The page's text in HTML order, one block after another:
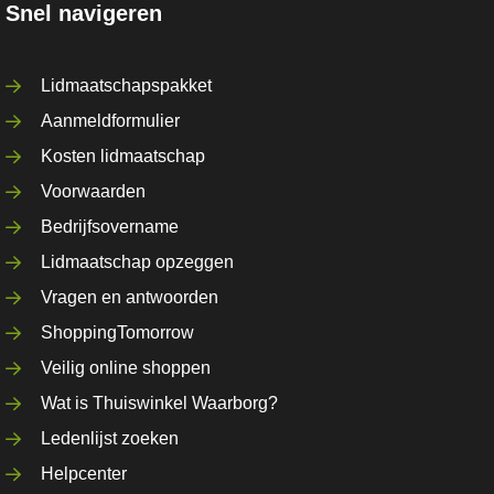
Snel navigeren
Lidmaatschapspakket
Aanmeldformulier
Kosten lidmaatschap
Voorwaarden
Bedrijfsovername
Lidmaatschap opzeggen
Vragen en antwoorden
ShoppingTomorrow
Veilig online shoppen
Wat is Thuiswinkel Waarborg?
Ledenlijst zoeken
Helpcenter